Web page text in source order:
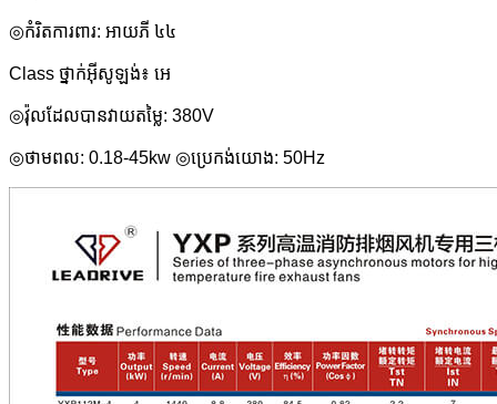
◎កំរិតការពារ: អាយភី ៤៤
Class ថ្នាក់អ៊ីសូឡង់៖ អេ
◎វ៉ុលដែលបានវាយតម្លៃ: 380V
◎ថាមពល: 0.18-45kw ◎ប្រេកង់យោង: 50Hz